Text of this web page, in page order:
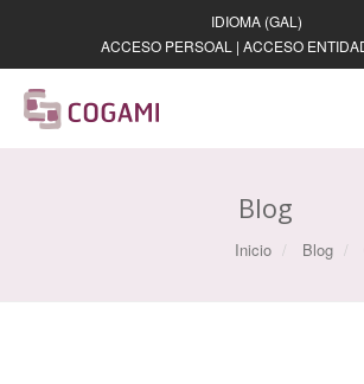
IDIOMA (GAL)
ACCESO PERSOAL | ACCESO
Blog
Inicio Blog